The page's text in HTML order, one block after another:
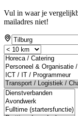
Vul in waar je
mailadres niet!
If
you
are
a
human,
ignore
this
field